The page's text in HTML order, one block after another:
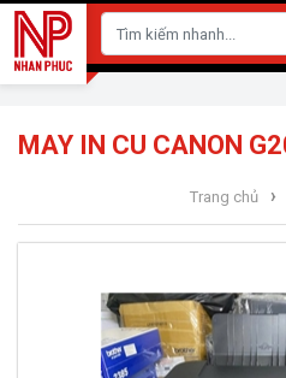
MAY IN CU CANON
Trang chủ ›